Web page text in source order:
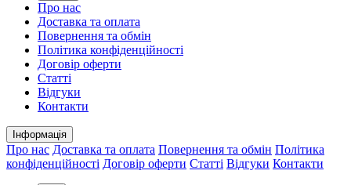
Про нас
Доставка та оплата
Повернення та обмін
Політика конфіденційності
Договір оферти
Статті
Відгуки
Контакти
Інформація
Про нас Доставка та оплата Повернення та обмін Політика
конфіденційності Договір оферти Статті Відгуки Контакти